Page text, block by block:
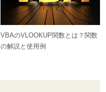
VBAのVLOOKUP関数とは？関数
の解説と使用例